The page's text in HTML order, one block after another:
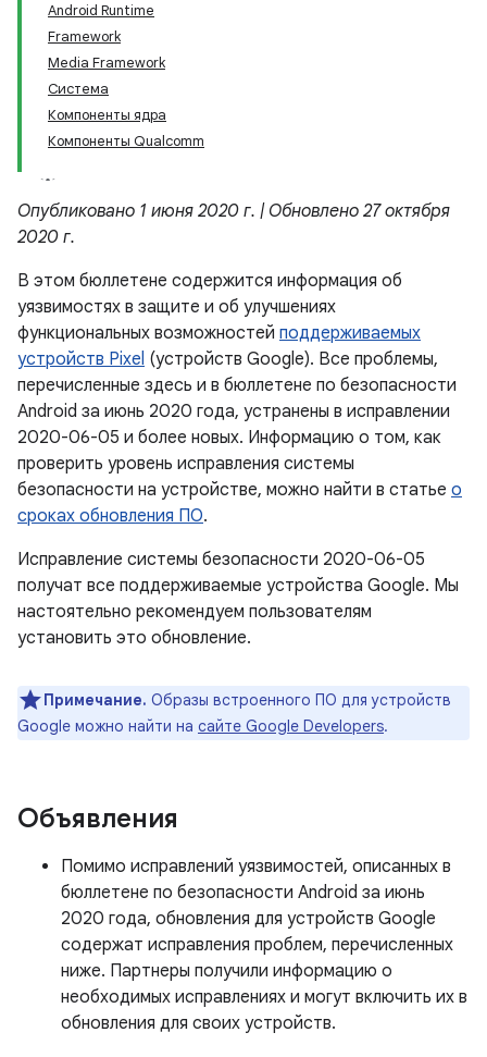
Android Runtime
Framework
Media Framework
Система
Компоненты ядра
Компоненты Qualcomm
Опубликовано 1 июня 2020 г. | Обновлено 27 октября
2020 г.
В этом бюллетене содержится информация об
уязвимостях в защите и об улучшениях
функциональных возможностей поддерживаемых
устройств Pixel (устройств Google). Все проблемы,
перечисленные здесь и в бюллетене по безопасности
Android за июнь 2020 года, устранены в исправлении
2020-06-05 и более новых. Информацию о том, как
проверить уровень исправления системы
безопасности на устройстве, можно найти в статье о
сроках обновления ПО.
Исправление системы безопасности 2020-06-05
получат все поддерживаемые устройства Google. Мы
настоятельно рекомендуем пользователям
установить это обновление.
Примечание. Образы встроенного ПО для устройств
Google можно найти на сайте Google Developers.
Объявления
Помимо исправлений уязвимостей, описанных в
бюллетене по безопасности Android за июнь
2020 года, обновления для устройств Google
содержат исправления проблем, перечисленных
ниже. Партнеры получили информацию о
необходимых исправлениях и могут включить их в
обновления для своих устройств.